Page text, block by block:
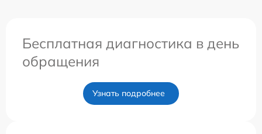
Бесплатная диагностика в день
обращения
Узнать подробнее